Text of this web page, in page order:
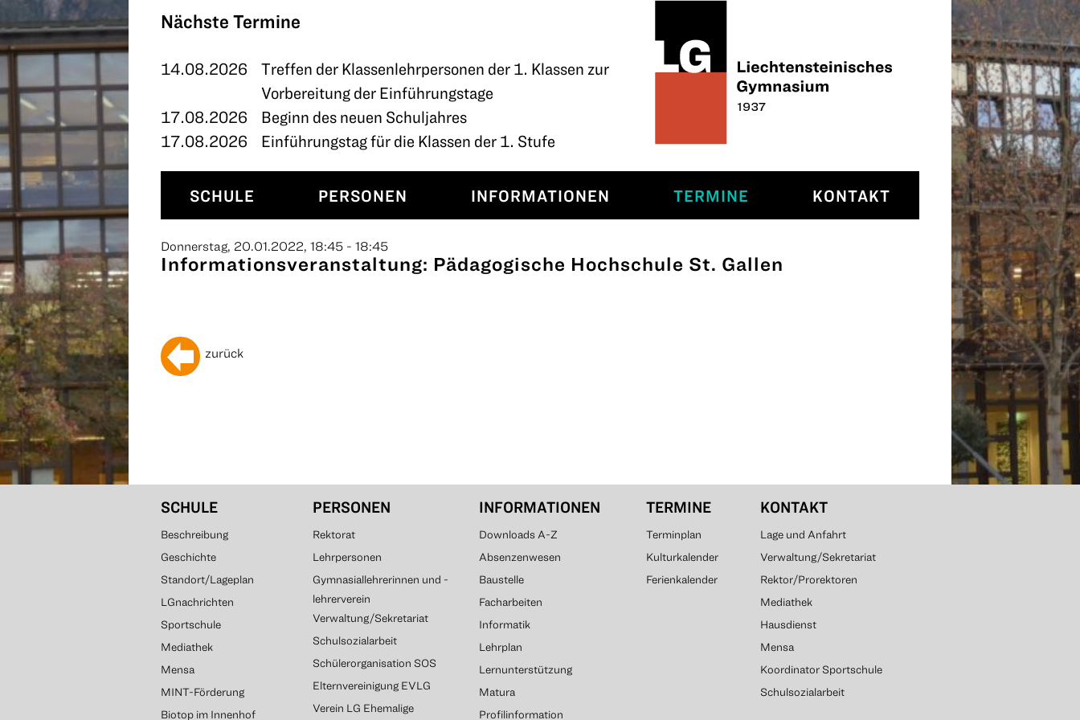
Nächste Termine
14.08.2026
Treffen der Klassenlehrpersonen der 1. Klassen zur
Vorbereitung der Einführungstage
17.08.2026
Beginn des neuen Schuljahres
17.08.2026
Einführungstag für die Klassen der 1. Stufe
SCHULE PERSONEN INFORMATIONEN TERMINE KONTAKT
KONTAKT
Donnerstag, 20.01.2022, 18:45 - 18:45
Informationsveranstaltung: Pädagogische Hochschule St. Gallen
zurück
SCHULE
Beschreibung
Geschichte
Standort/Lageplan
LGnachrichten
Sportschule
Mediathek
Mensa
MINT-Förderung
Biotop im Innenhof
PERSONEN
Rektorat
Lehrpersonen
Gymnasiallehrerinnen und -
lehrerverein
Verwaltung/Sekretariat
Schulsozialarbeit
Schülerorganisation SOS
Elternvereinigung EVLG
Verein LG Ehemalige
INFORMATIONEN
Downloads A-Z
Absenzenwesen
Baustelle
Facharbeiten
Informatik
Lehrplan
Lernunterstützung
Matura
Profilinformation
TERMINE
Terminplan
Kulturkalender
Ferienkalender
KONTAKT
Lage und Anfahrt
Verwaltung/Sekretariat
Rektor/Prorektoren
Mediathek
Hausdienst
Mensa
Koordinator Sportschule
Schulsozialarbeit